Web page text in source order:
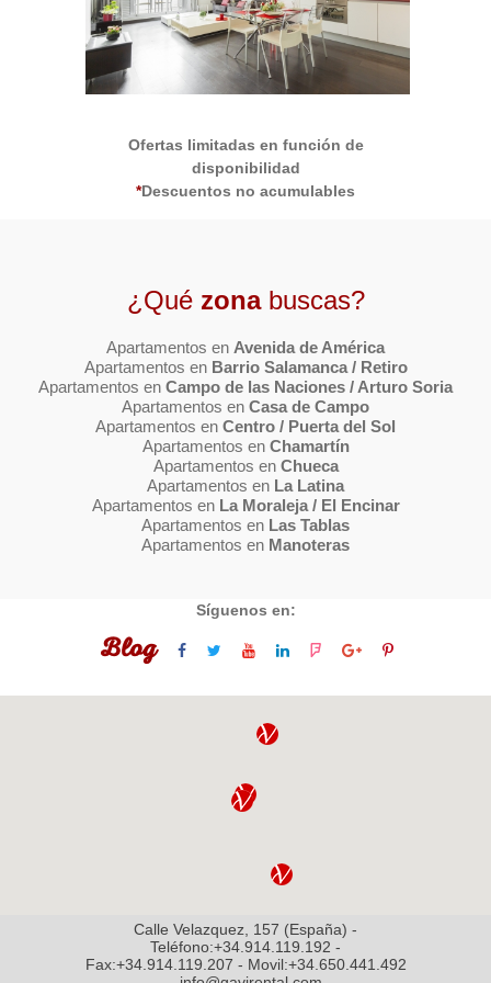
Ofertas limitadas en función de
disponibilidad
*Descuentos no acumulables
¿Qué zonabuscas?
Apartamentos en Avenida de América
Apartamentos en Barrio Salamanca / Retiro
Apartamentos en Campo de las Naciones / Arturo Soria
Apartamentos en Casa de Campo
Apartamentos en Centro / Puerta del Sol
Apartamentos en Chamartín
Apartamentos en Chueca
Apartamentos en La Latina
Apartamentos en La Moraleja / El Encinar
Apartamentos en Las Tablas
Apartamentos en Manoteras
Síguenos en:
Blog
Calle Velazquez, 157 (España) -
Teléfono:+34.914.119.192 -
Fax:+34.914.119.207 - Movil:+34.650.441.492